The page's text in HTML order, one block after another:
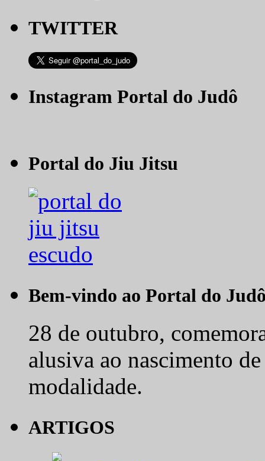
TWITTER
Instagram Portal do Judô
Portal do Jiu Jitsu
Bem-vindo ao Portal do
28 de outubro,
alusiva ao nascimento
modalidade.
ARTIGOS